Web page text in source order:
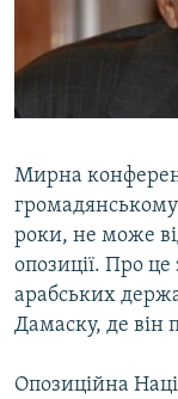
ВІДЕОУРОКИ
СВІДЧЕННЯ
УКРАЇНСЬКА
Русский
Усі сайти RFE/
Мирна
громадянському
роки, не може
опозиції. Про
арабських
Дамаску, де він
Опозиційна